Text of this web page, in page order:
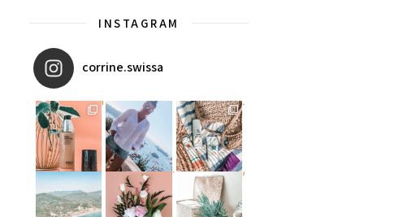
INSTAGRAM
corrine.swissa
איזו אהבתם יותר? הראשונה אומקדמי הגנה מומלצים - עכשיו ב
פעילות ממש מגניבה עכשיו בפיאומרים שאם מצמידים קונכיה מ